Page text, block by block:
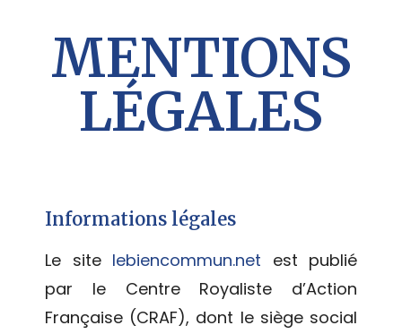
MENTIONS
LÉGALES
Informations légales
Le site lebiencommun.net est publié
par le Centre Royaliste d’Action
Française (CRAF), dont le siège social